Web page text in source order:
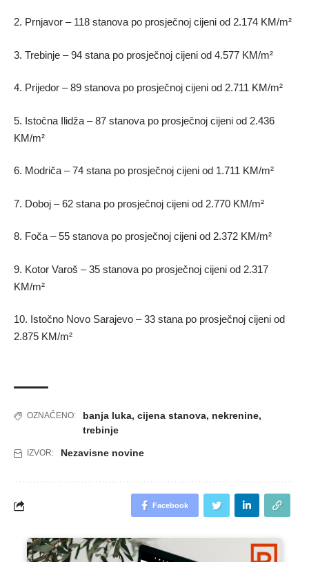
2. Prnjavor – 118 stanova po prosječnoj cijeni od 2.174 KM/m²
3. Trebinje – 94 stana po prosječnoj cijeni od 4.577 KM/m²
4. Prijedor – 89 stanova po prosječnoj cijeni od 2.711 KM/m²
5. Istočna Ilidža – 87 stanova po prosječnoj cijeni od 2.436
KM/m²
6. Modriča – 74 stana po prosječnoj cijeni od 1.711 KM/m²
7. Doboj – 62 stana po prosječnoj cijeni od 2.770 KM/m²
8. Foča – 55 stanova po prosječnoj cijeni od 2.372 KM/m²
9. Kotor Varoš – 35 stanova po prosječnoj cijeni od 2.317
KM/m²
10. Istočno Novo Sarajevo – 33 stana po prosječnoj cijeni od
2.875 KM/m²
OZNAČENO: banja luka, cijena stanova, nekrenine,
trebinje
IZVOR: Nezavisne novine
Facebook